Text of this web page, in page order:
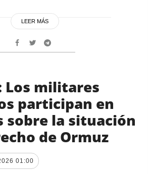
LEER MÁS
Los militares
participan en
sobre la situación
de Ormuz
01:00